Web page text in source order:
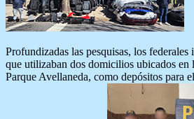
Profundizadas las pesquisas, los
que utilizaban dos domicilios ubicados en
Parque Avellaneda, como depósitos para